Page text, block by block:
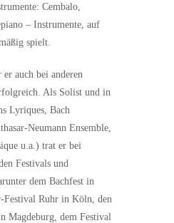
Cembalo,
– Instrumente, auf
spielt.
auch bei anderen
Als Solist und in
Lyriques, Bach
Neumann Ensemble,
u.a.) trat er bei
Festivals und
dem Bachfest in
Ruhr in Köln, den
Magdeburg, dem Festival